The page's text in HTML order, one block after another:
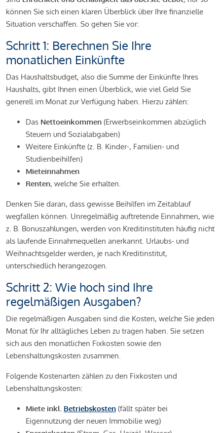
können Sie sich einen klaren Überblick über Ihre finanzielle
Situation verschaffen. So gehen Sie vor:
Schritt 1: Berechnen Sie Ihre
monatlichen Einkünfte
Das Haushaltsbudget, also die Summe der Einkünfte Ihres
Haushalts, gibt Ihnen einen Überblick, wie viel Geld Sie
generell im Monat zur Verfügung haben. Hierzu zählen:
Das Nettoeinkommen (Erwerbseinkommen abzüglich
Steuern und Sozialabgaben)
Weitere Einkünfte (z. B. Kinder-, Familien- und
Studienbeihilfen)
Mieteinnahmen
Renten, welche Sie erhalten.
Denken Sie daran, dass gewisse Beihilfen im Zeitablauf
wegfallen können. Unregelmäßig auftretende Einnahmen, wie
z. B. Bonuszahlungen, werden von Kreditinstituten häufig nicht
als laufende Einnahmequellen anerkannt. Urlaubs- und
Weihnachtsgelder werden, je nach Kreditinstitut,
unterschiedlich herangezogen.
Schritt 2: Wie hoch sind Ihre
regelmäßigen Ausgaben?
Die regelmäßigen Ausgaben sind die Kosten, welche Sie jeden
Monat für Ihr alltägliches Leben zu tragen haben. Sie setzen
sich aus den monatlichen Fixkosten sowie den
Lebenshaltungskosten zusammen.
Folgende Kostenarten zählen zu den Fixkosten und
Lebenshaltungskosten:
Miete inkl. Betriebskosten (fällt später bei
Eigennutzung der neuen Immobilie weg)